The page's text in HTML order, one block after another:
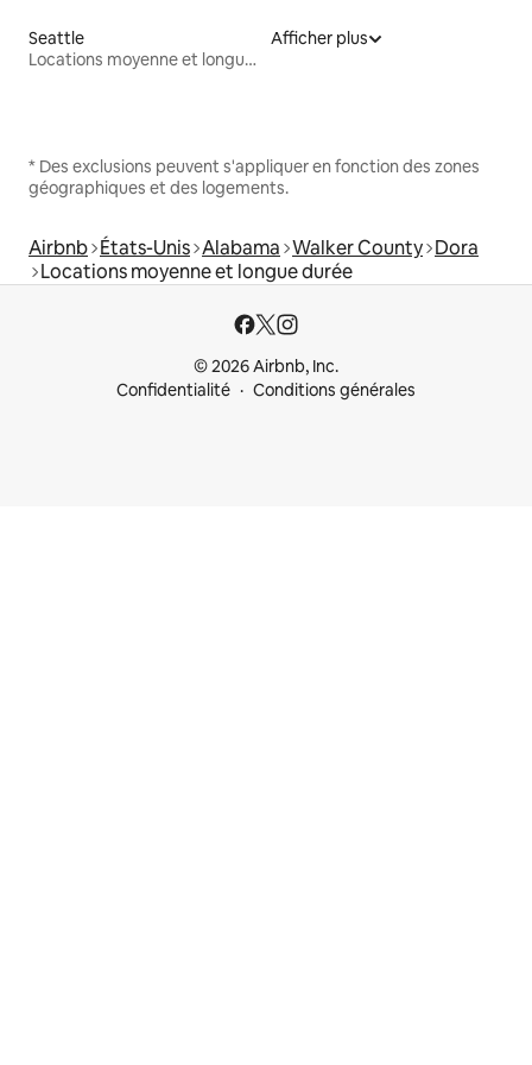
Seattle
Locations moyenne et longue durée
Afficher plus
* Des exclusions peuvent s'appliquer en fonction des zones
géographiques et des logements.
Airbnb États-Unis Alabama Walker County Dora
Locations moyenne et longue durée
© 2026 Airbnb, Inc.
Confidentialité
Conditions générales